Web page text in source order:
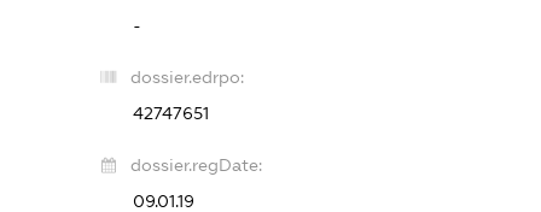
-
dossier.edrpo:
42747651
dossier.regDate:
09.01.19